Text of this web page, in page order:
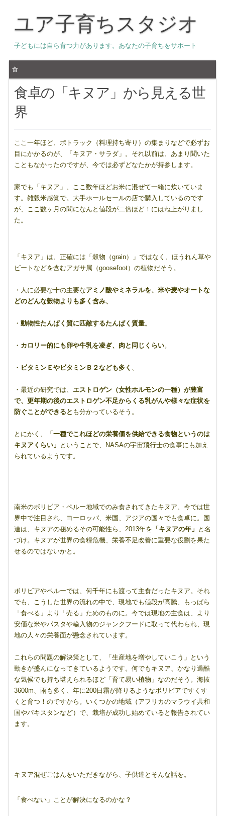
ユア子育ちスタジオ
子どもには自ら育つ力があります。あなたの子育ちをサポート
食
食卓の「キヌア」から見える世
界
ここ一年ほど、ポトラック（料理持ち寄り）の集まりなどで必ずお
目にかかるのが、「キヌア・サラダ」。それ以前は、あまり聞いた
こともなかったのですが、今では必ずどなたかが持参します。
家でも「キヌア」、ここ数年ほどお米に混ぜて一緒に炊いていま
す。雑穀米感覚で。大手ホールセールの店で購入しているのです
が、ここ数ヶ月の間になんと値段が二倍ほど！にはね上がりまし
た。
「キヌア」は、正確には「穀物（grain）」ではなく、ほうれん草や
ビートなどを含むアガサ属（goosefoot）の植物だそう。
・人に必要な十の主要なアミノ酸やミネラルを、米や麦やオートな
どのどんな穀物よりも多く含み、
・ 動物性たんぱく質に匹敵するたんぱく質量。
・ カロリー的にも卵や牛乳を凌ぎ、肉と同じくらい。
・ ビタミンＥやビタミンＢ２なども多く
・最近の研究では、 エストロゲン（女性ホルモンの一種）が豊富
で、更年期の後のエストロゲン不足からくる乳がんや様々な症状を
防ぐことができると も分かっているそう。
とにかく、
「一種でこれほどの栄養価を供給できる食物というのは
キヌアくらい」 ということで、NASAの宇宙飛行士の食事にも加え
られているようです。
南米のボリビア・ペルー地域でのみ食されてきたキヌア、今では世
界中で注目され、ヨーロッパ、米国、アジアの国々でも食卓に。国
連は、キヌアの秘めるその可能性ら、2013年を 「キヌアの年」 と名
づけ。キヌアが世界の食糧危機、栄養不足改善に重要な役割を果た
せるのではないかと。
ボリビアやペルーでは、何千年にも渡って主食だったキヌア。それ
でも、こうした世界の流れの中で、現地でも値段が高騰、もっぱら
「食べる」より「売る」ためのものに。今では現地の主食は、より
安価な米やパスタや輸入物のジャンクフードに取って代わられ、現
地の人々の栄養面が懸念されています。
これらの問題の解決策として、「生産地を増やしていこう」という
動きが盛んになってきているようです。何でもキヌア、かなり過酷
な気候でも持ち堪えられるほど「育て易い植物」なのだそう。海抜
3600m、雨も多く、年に200日霜が降りるようなボリビアですくす
くと育つ！のですから。いくつかの地域（アフリカのマラウイ共和
国やパキスタンなど）で、栽培が成功し始めていると報告されてい
ます。
キヌア混ぜごはんをいただきながら、子供達とそんな話を。
「食べない」ことが解決になるのかな？